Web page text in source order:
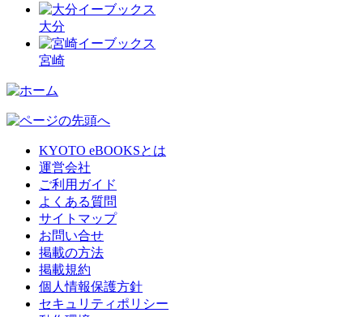
大分
宮崎
KYOTO eBOOKSとは
運営会社
ご利用ガイド
よくある質問
サイトマップ
お問い合せ
掲載の方法
掲載規約
個人情報保護方針
セキュリティポリシー